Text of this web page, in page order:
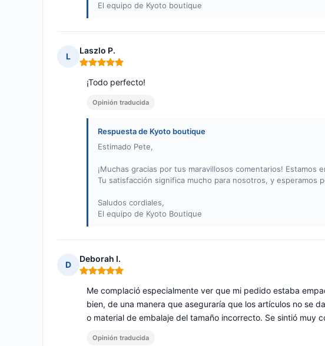
El equipo de Kyoto boutique
L
Laszlo P.
Nota: 5 de 5
¡Todo perfecto!
Opinión traducida
Respuesta de Kyoto boutique
Estimado Pete,
¡Muchas gracias por tus maravillosos comentarios!
Tu satisfacción significa mucho para nosotros, y esperamos
Saludos cordiales,
El equipo de Kyoto Boutique
D
Deborah I.
Nota: 5 de 5
Me complació especialmente ver que mi pedido estaba
bien, de una manera que aseguraría que los artículos no se
o material de embalaje del tamaño incorrecto. Se sintió muy
Opinión traducida